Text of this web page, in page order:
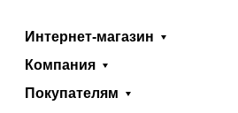
Интернет-магазин
Компания
Покупателям